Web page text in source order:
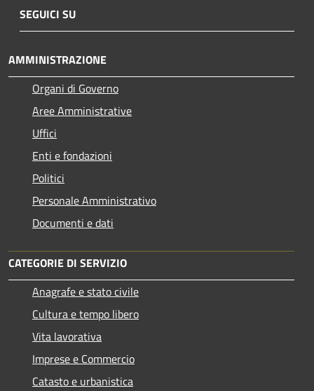
SEGUICI SU
AMMINISTRAZIONE
Organi di Governo
Aree Amministrative
Uffici
Enti e fondazioni
Politici
Personale Amministrativo
Documenti e dati
CATEGORIE DI SERVIZIO
Anagrafe e stato civile
Cultura e tempo libero
Vita lavorativa
Imprese e Commercio
Catasto e urbanistica